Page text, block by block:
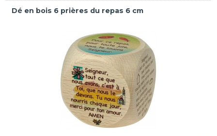
Dé en bois 6 prières du repas 6 cm